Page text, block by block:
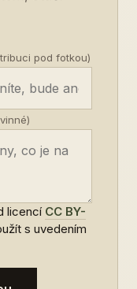
pod fotkou)
licencí CC BY-
s uvedením